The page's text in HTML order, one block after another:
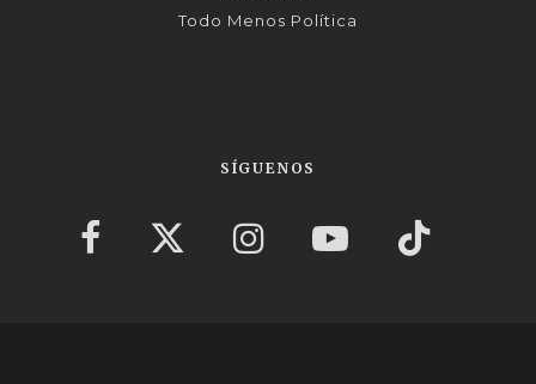
Todo Menos Política
SÍGUENOS